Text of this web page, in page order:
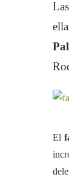
El